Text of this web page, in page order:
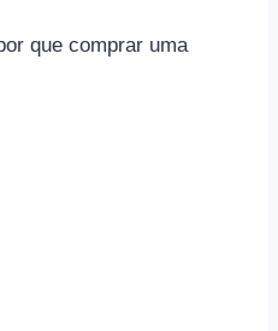
que comprar uma